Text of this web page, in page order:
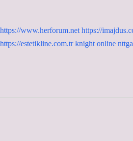
https://www.herforum.net https://
https://estetikline.com.tr knight online